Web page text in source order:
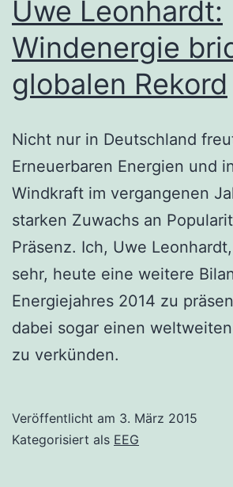
Uwe Leonhardt:
Windenergie
globalen Rekord
Nicht nur in Deutschland
Erneuerbaren Energien und
Windkraft im vergangenen
starken Zuwachs an
Präsenz. Ich, Uwe
sehr, heute eine weitere
Energiejahres 2014 zu
dabei sogar einen
zu verkünden.
Veröffentlicht am 3. März 2015
Kategorisiert als EEG